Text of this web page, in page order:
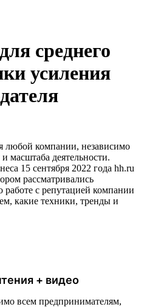
среднего
усиления
любой компании, независимо
масштаба деятельности.
15 сентября 2022 года hh.ru
рассматривались
с репутацией компании
какие техники, тренды и
+ видео
всем предпринимателям,